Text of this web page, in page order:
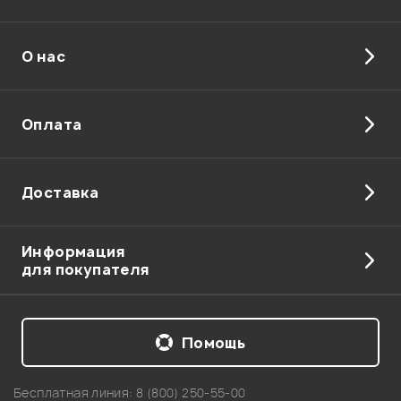
работает с вокалом и даже с басом справляется! ) за
Гость
Спасибо за покупку! Рады стараться!
Администратор
Мой отзыв о товаре
О нас
Оплата
Доставка
Информация
для покупателя
Бесплатная линия: 8 (800) 250-55-00
Помощь